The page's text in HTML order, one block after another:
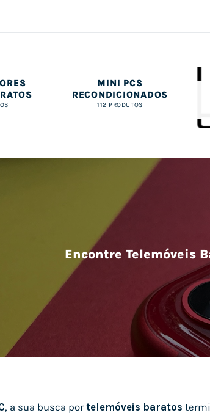
MINI PCS
RECONDICIONADOS
112 PRODUTOS
Encontre Telemóveis
, a sua busca por telemóveis baratos